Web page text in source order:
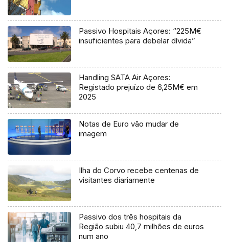
Passivo Hospitais Açores: “225M€
insuficientes para debelar dívida”
Handling SATA Air Açores:
Registado prejuízo de 6,25M€ em
2025
Notas de Euro vão mudar de
imagem
Ilha do Corvo recebe centenas de
visitantes diariamente
Passivo dos três hospitais da
Região subiu 40,7 milhões de euros
num ano